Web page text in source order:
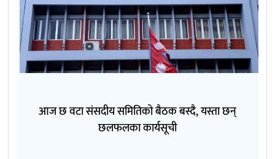
आज छ वटा संसदीय समितिको बैठक बस्दै, यस्ता छन्
छलफलका कार्यसूची